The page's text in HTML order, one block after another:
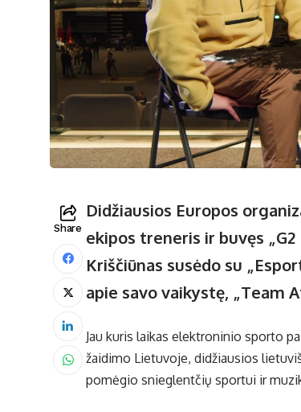
Share
Didžiausios Europos
ekipos treneris ir buvęs
Kriščiūnas susėdo su
apie savo vaikystę, „Team
Jau kuris laikas elektroninio sporto
žaidimo Lietuvoje, didžiausios
pomėgio snieglentčių sportui ir